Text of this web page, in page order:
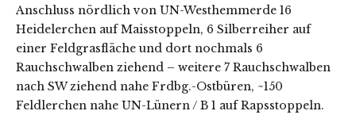
Anschluss nördlich von UN-Westhemmerde 16
Heidelerchen auf Maisstoppeln, 6 Silberreiher auf
einer Feldgrasfläche und dort nochmals 6
Rauchschwalben ziehend – weitere 7 Rauchschwalben
nach SW ziehend nahe Frdbg.-Ostbüren, ~150
Feldlerchen nahe UN-Lünern / B 1 auf Rapsstoppeln.